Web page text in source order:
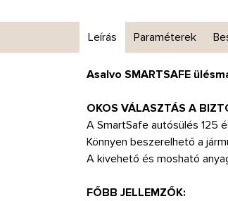
Leírás Paraméterek
Asalvo SMARTSAFE
OKOS VÁLASZTÁS A
A SmartSafe autósülés 125
Könnyen beszerelhető a
A kivehető és mosható
FŐBB JELLEMZŐK: